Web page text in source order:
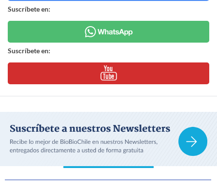
Suscríbete en:
Suscríbete en: